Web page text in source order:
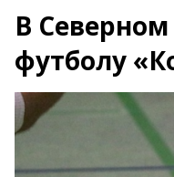
В
футболу